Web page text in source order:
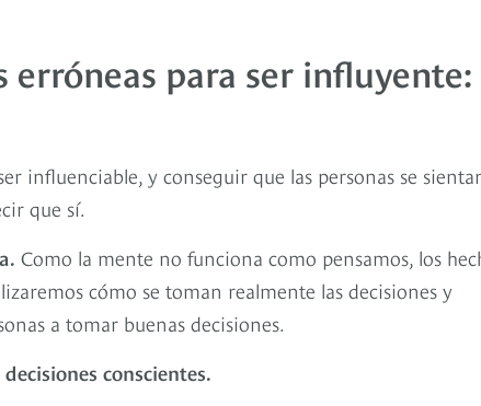
erróneas para ser influyente:
influenciable, y conseguir que las personas se
que sí.
Como la mente no funciona como pensamos, los
cómo se toman realmente las decisiones y
a tomar buenas decisiones.
conscientes.